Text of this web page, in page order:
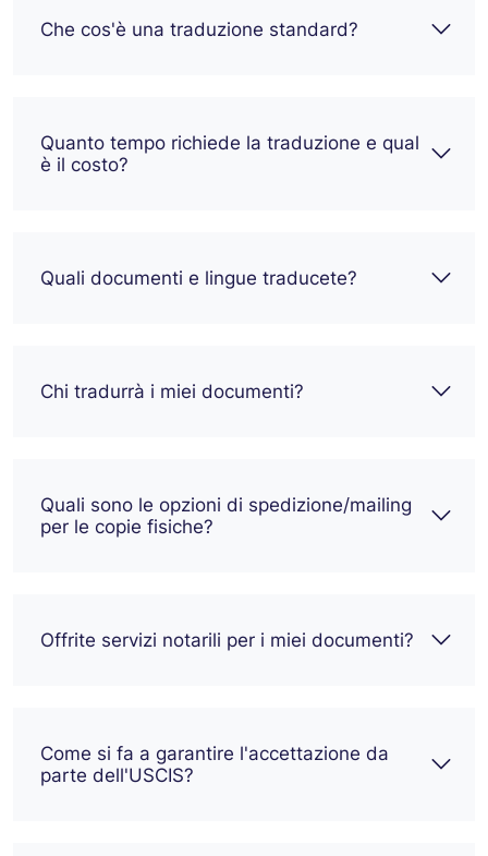
Che cos'è una traduzione standard?
Quanto tempo richiede la traduzione e qual
è il costo?
Quali documenti e lingue traducete?
Chi tradurrà i miei documenti?
Quali sono le opzioni di spedizione/mailing
per le copie fisiche?
Offrite servizi notarili per i miei documenti?
Come si fa a garantire l'accettazione da
parte dell'USCIS?